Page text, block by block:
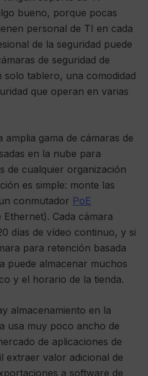
bueno, porque pocas
personal de TI en cada
de la seguridad puede
de seguridad de
solo tablero, una comodidad
que operan en varias
amplia gama de cámaras de
en la nube para
de cualquier organización
es simple: monte las
conmutador PoE
Cada cámara
días de vídeo continuo, y si
para retención basada
puede almacenar muchos
y el horario de la tienda.
almacenamiento en la
usa muy poco ancho de
de aplicaciones de
extraer valor adicional de
a software de